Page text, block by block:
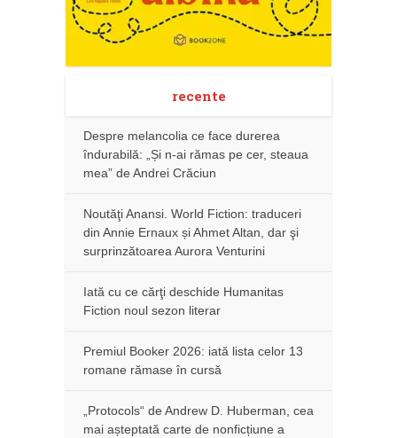
recente
Despre melancolia ce face durerea
îndurabilă: „Și n-ai rămas pe cer, steaua
mea” de Andrei Crăciun
Noutăţi Anansi. World Fiction: traduceri
din Annie Ernaux și Ahmet Altan, dar şi
surprinzătoarea Aurora Venturini
Iată cu ce cărţi deschide Humanitas
Fiction noul sezon literar
Premiul Booker 2026: iată lista celor 13
romane rămase în cursă
„Protocols“ de Andrew D. Huberman, cea
mai așteptată carte de nonficțiune a